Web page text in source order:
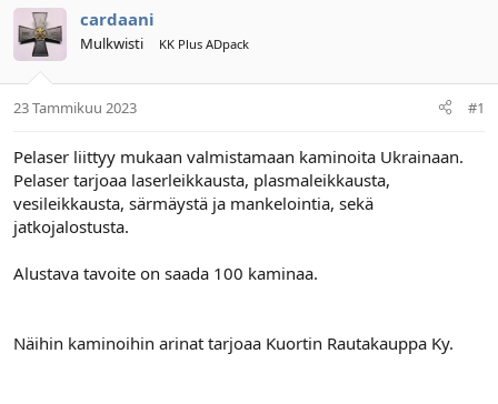
e
s
t
e
j
u
n
a
l
i
j
o
i
t
s
p
i
ä
m
ä
r
cardaani
Mulkwisti KK Plus ADpack
23 Tammikuu 2023 #1
Pelaser liittyy mukaan valmistamaan kaminoita Ukrainaan.
Pelaser tarjoaa laserleikkausta, plasmaleikkausta,
vesileikkausta, särmäystä ja mankelointia, sekä
jatkojalostusta.
Alustava tavoite on saada 100 kaminaa.
Näihin kaminoihin arinat tarjoaa Kuortin Rautakauppa Ky.